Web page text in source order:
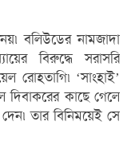
বলিউডের নামজাদা
বিরুদ্ধে সরাসরি
রোহতাগি৷ ‘সাংহাই’
দিবাকরের কাছে গেলে
দেন৷ তার বিনিময়েই সে